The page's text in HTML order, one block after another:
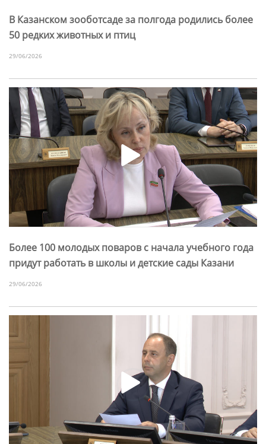
В Казанском зооботсаде за полгода родились более
50 редких животных и птиц
29/06/2026
Более 100 молодых поваров с начала учебного года
придут работать в школы и детские сады Казани
29/06/2026